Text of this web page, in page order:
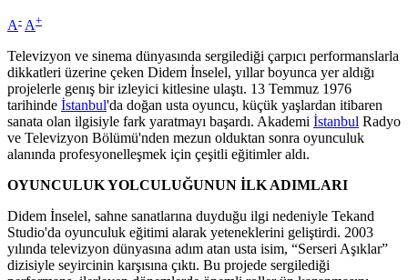
A- A+
Televizyon ve sinema dünyasında sergilediği çarpıcı performanslarla
dikkatleri üzerine çeken Didem İnselel, yıllar boyunca yer aldığı
projelerle genış bir izleyici kitlesine ulaştı. 13 Temmuz 1976
tarihinde İstanbul'da doğan usta oyuncu, küçük yaşlardan itibaren
sanata olan ilgisiyle fark yaratmayı başardı. Akademi İstanbul Radyo
ve Televizyon Bölümü'nden mezun olduktan sonra oyunculuk
alanında profesyonelleşmek için çeşitli eğitimler aldı.
OYUNCULUK YOLCULUĞUNUN İLK ADIMLARI
Didem İnselel, sahne sanatlarına duyduğu ilgi nedeniyle Tekand
Studio'da oyunculuk eğitimi alarak yeteneklerini geliştirdi. 2003
yılında televizyon dünyasına adım atan usta isim, “Serseri Aşıklar”
dizisiyle seyircinin karşısına çıktı. Bu projede sergilediği